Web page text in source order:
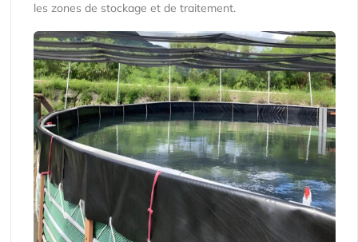
les zones de stockage et de traitement.